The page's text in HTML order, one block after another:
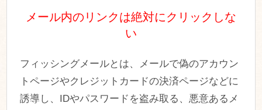
メール内のリンクは絶対にクリックしな
い
フィッシングメールとは、メールで偽のアカウン
トページやクレジットカードの決済ページなどに
誘導し、IDやパスワードを盗み取る、悪意あるメ